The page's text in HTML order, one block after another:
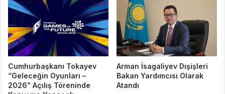
Cumhurbaşkanı Tokayev
“Geleceğin Oyunları –
2026” Açılış Töreninde
Arman İsagaliyev Dışişleri
Bakan Yardımcısı Olarak
Atandı